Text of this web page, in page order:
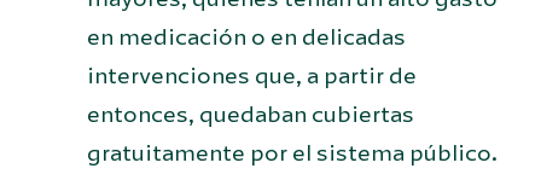
en medicación o en delicadas
intervenciones que, a partir de
entonces, quedaban cubiertas
gratuitamente por el sistema público.